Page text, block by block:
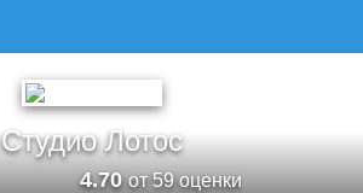
Студио Лотос
4.70от 59 оценки